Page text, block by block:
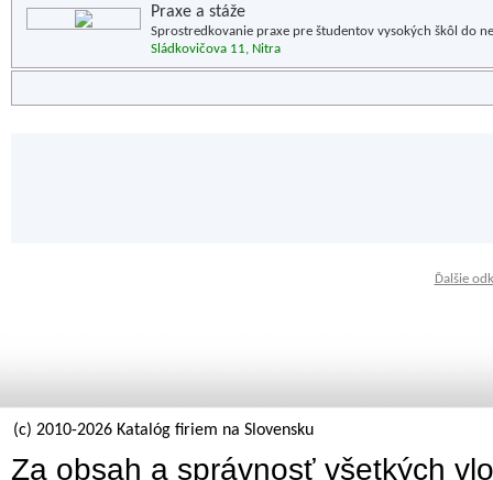
Praxe a stáže
Sprostredkovanie praxe pre študentov vysokých škôl do
Sládkovičova 11, Nitra
Ďalšie
(c) 2010-2026 Katalóg firiem na Slovensku
Za obsah a správnosť všetkých